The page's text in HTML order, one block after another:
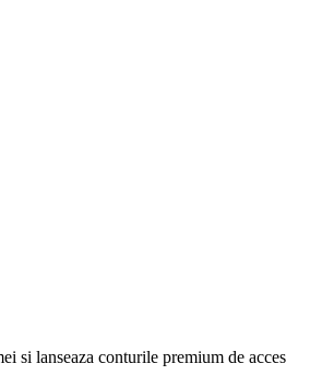
si lanseaza conturile premium de acces